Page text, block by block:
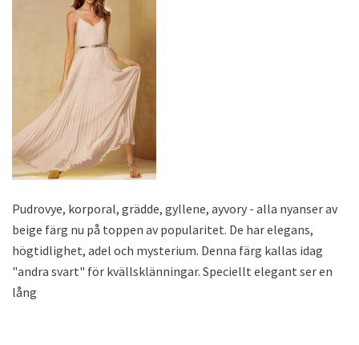
Pudrovye, korporal, grädde, gyllene, ayvory - alla nyanser av
beige färg nu på toppen av popularitet. De har elegans,
högtidlighet, adel och mysterium. Denna färg kallas idag
"andra svart" för kvällsklänningar. Speciellt elegant ser en
lång